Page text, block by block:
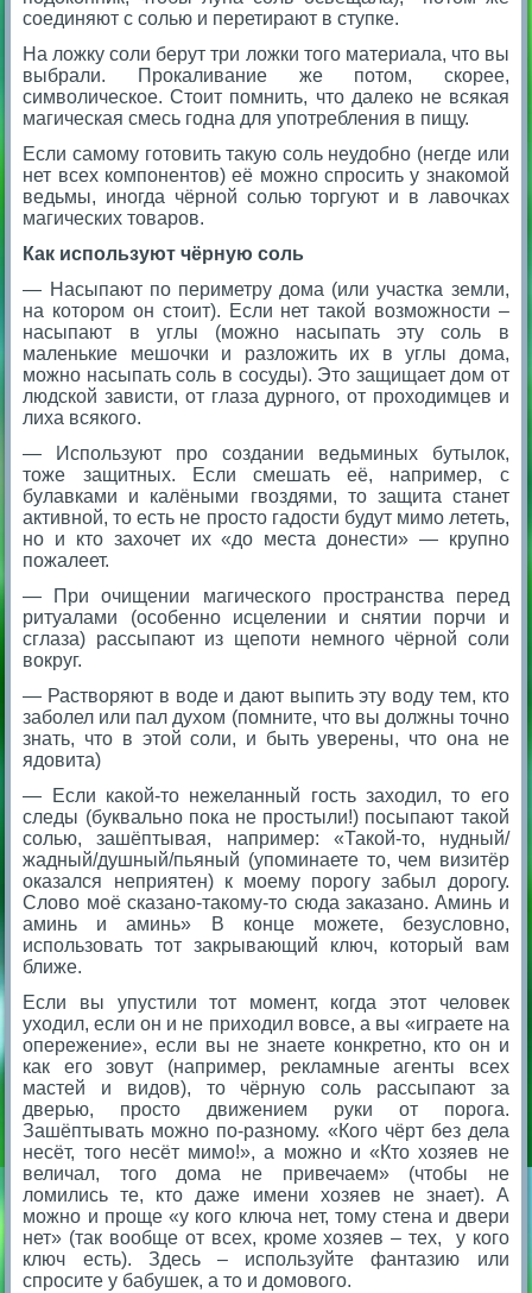
соединяют с солью и перетирают в ступке.
На ложку соли берут три ложки того материала, что вы
выбрали. Прокаливание же потом, скорее,
символическое. Стоит помнить, что далеко не всякая
магическая смесь годна для употребления в пищу.
Если самому готовить такую соль неудобно (негде или
нет всех компонентов) её можно спросить у знакомой
ведьмы, иногда чёрной солью торгуют и в лавочках
магических товаров.
Как используют чёрную соль
— Насыпают по периметру дома (или участка земли,
на котором он стоит). Если нет такой возможности –
насыпают в углы (можно насыпать эту соль в
маленькие мешочки и разложить их в углы дома,
можно насыпать соль в сосуды). Это защищает дом от
людской зависти, от глаза дурного, от проходимцев и
лиха всякого.
— Используют про создании ведьминых бутылок,
тоже защитных. Если смешать её, например, с
булавками и калёными гвоздями, то защита станет
активной, то есть не просто гадости будут мимо лететь,
но и кто захочет их «до места донести» — крупно
пожалеет.
— При очищении магического пространства перед
ритуалами (особенно исцелении и снятии порчи и
сглаза) рассыпают из щепоти немного чёрной соли
вокруг.
— Растворяют в воде и дают выпить эту воду тем, кто
заболел или пал духом (помните, что вы должны точно
знать, что в этой соли, и быть уверены, что она не
ядовита)
— Если какой-то нежеланный гость заходил, то его
следы (буквально пока не простыли!) посыпают такой
солью, зашёптывая, например: «Такой-то, нудный/
жадный/душный/пьяный (упоминаете то, чем визитёр
оказался неприятен) к моему порогу забыл дорогу.
Слово моё сказано-такому-то сюда заказано. Аминь и
аминь и аминь» В конце можете, безусловно,
использовать тот закрывающий ключ, который вам
ближе.
Если вы упустили тот момент, когда этот человек
уходил, если он и не приходил вовсе, а вы «играете на
опережение», если вы не знаете конкретно, кто он и
как его зовут (например, рекламные агенты всех
мастей и видов), то чёрную соль рассыпают за
дверью, просто движением руки от порога.
Зашёптывать можно по-разному. «Кого чёрт без дела
несёт, того несёт мимо!», а можно и «Кто хозяев не
величал, того дома не привечаем» (чтобы не
ломились те, кто даже имени хозяев не знает). А
можно и проще «у кого ключа нет, тому стена и двери
нет» (так вообще от всех, кроме хозяев – тех, у кого
ключ есть). Здесь – используйте фантазию или
спросите у бабушек, а то и домового.